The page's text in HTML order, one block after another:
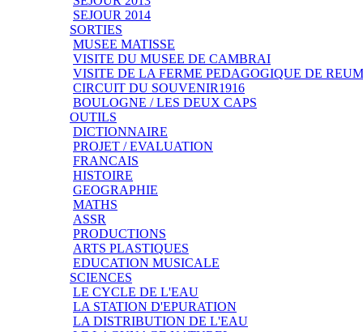
SEJOUR 2014
SORTIES
MUSEE MATISSE
VISITE DU MUSEE DE CAMBRAI
VISITE DE LA FERME PEDAGOGIQUE DE
CIRCUIT DU SOUVENIR1916
BOULOGNE / LES DEUX CAPS
OUTILS
DICTIONNAIRE
PROJET / EVALUATION
FRANCAIS
HISTOIRE
GEOGRAPHIE
MATHS
ASSR
PRODUCTIONS
ARTS PLASTIQUES
EDUCATION MUSICALE
SCIENCES
LE CYCLE DE L'EAU
LA STATION D'EPURATION
LA DISTRIBUTION DE L'EAU